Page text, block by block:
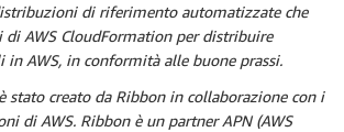
di riferimento automatizzate che
AWS CloudFormation per distribuire
in AWS, in conformità alle buone prassi.
stato creato da Ribbon in collaborazione con i
di AWS. Ribbon è un partner APN (AWS